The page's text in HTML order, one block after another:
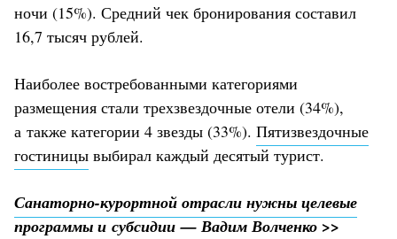
ночи (15%). Средний чек бронирования составил
16,7 тысяч рублей.
Наиболее востребованными категориями
размещения стали трехзвездочные отели (34%),
а также категории 4 звезды (33%). Пятизвездочные
гостиницы выбирал каждый десятый турист.
Санаторно-курортной отрасли нужны целевые
программы и субсидии — Вадим Волченко >>